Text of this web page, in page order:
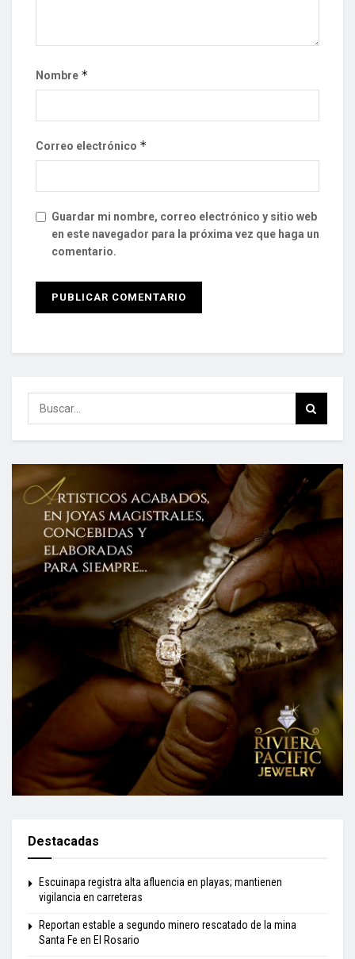
Nombre *
Correo electrónico *
Guardar mi nombre, correo electrónico y sitio web
en este navegador para la próxima vez que haga un
comentario.
Destacadas
Escuinapa registra alta afluencia en playas; mantienen
vigilancia en carreteras
Reportan estable a segundo minero rescatado de la mina
Santa Fe en El Rosario